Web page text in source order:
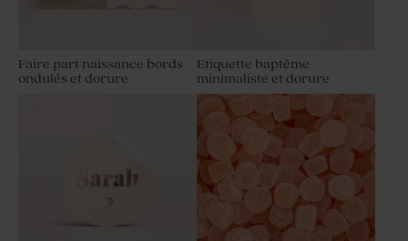
Faire part naissance bords
ondulés et dorure
Etiquette baptême
minimaliste et dorure